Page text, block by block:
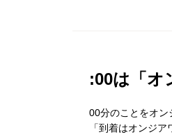
:00は「オ
00分のことをオン
「到着はオンジ